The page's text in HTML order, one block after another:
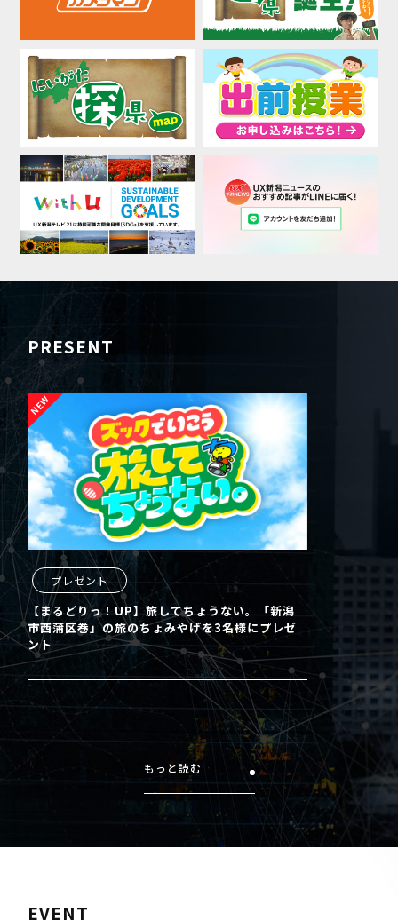
PRESENT
プレゼント
【まるどりっ！UP】旅してちょうない。「新潟
市西蒲区巻」の旅のちょみやげを3名様にプレゼ
ント
もっと読む
EVENT